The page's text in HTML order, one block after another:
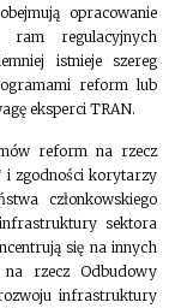
opracowanie
ram regulacyjnych
istnieje szereg
reform lub
eksperci TRAN.
reform na rzecz
i zgodności korytarzy
członkowskiego
sektora
się na innych
rzecz Odbudowy
infrastruktury